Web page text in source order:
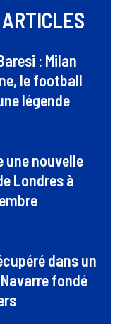
: Milan
le football
légende
une nouvelle
Londres à
dans un
fondé